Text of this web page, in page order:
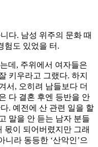
다. 남성 위주의 문화 때
험도 있었을 터.
데, 주위에서 여자들은
키우라고 그랬다. 하지
서, 오히려 남들보다 더
다 결혼 후엔 등반을 안
. 예전에 산 관련 일을 할
말을 안 듣는 남자 분들
몫이 되어버렸지만 그래
니라 동등한 ‘산악인’으